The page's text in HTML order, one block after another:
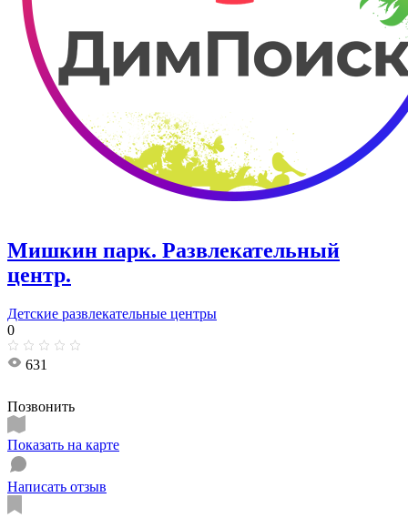
Мишкин парк. Развлекательный
центр.
Детские развлекательные центры
0
631
Позвонить
Показать на карте
Написать отзыв